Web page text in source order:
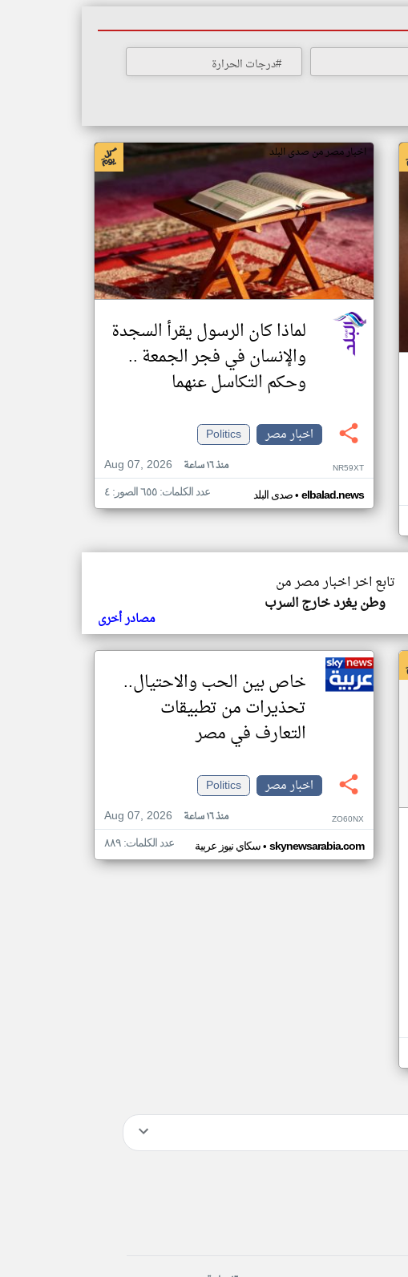
#درجات الحرارة
اخبار مصر من صدى البلد
لماذا كان الرسول يقرأ السجدة
والإنسان في فجر الجمعة ..
وحكم التكاسل عنهما
اخبار مصر
Politics
Aug 07, 2026
منذ ١٦ ساعة NR59XT
صدى البلد• elbalad.news عدد الكلمات: ٦٥٥ الصور: ٤
تابع اخر اخبار مصر من
وطن يغرد خارج السرب
مصادر أخرى
خاص بين الحب والاحتيال..
تحذيرات من تطبيقات
التعارف في مصر
اخبار مصر
Politics
Aug 07, 2026
منذ ١٦ ساعة ZO60NX
سكاي نيوز عربية• skynewsarabia.com عدد الكلمات: ٨٨٩